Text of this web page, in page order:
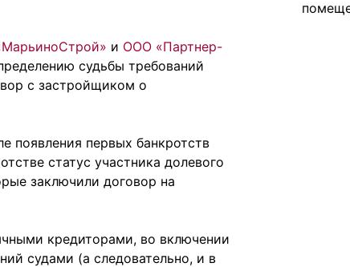
и ООО «Партнер-
судьбы требований
с застройщиком о
появления первых банкротств
статус участника долевого
заключили договор на
кредиторами, во включении
судами (а следовательно, и в